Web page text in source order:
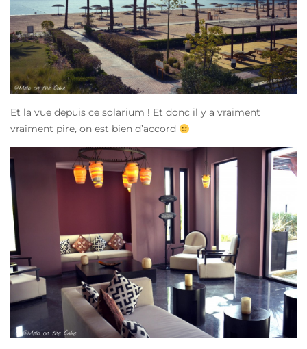
Et la vue depuis ce solarium ! Et donc il y a vraiment
vraiment pire, on est bien d’accord